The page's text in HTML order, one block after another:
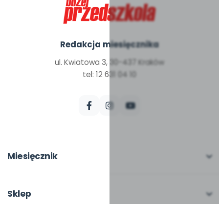
Redakcja miesięcznika
ul. Kwiatowa 3, 30-437 Kraków
tel: 12 631 04 10
Miesięcznik
W numerze
Sklep